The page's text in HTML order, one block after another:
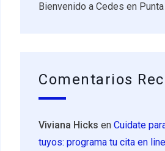
Bienvenido a Cedes en Punta
Comentarios
Viviana Hicks en Cuidate
tuyos: programa tu cita en